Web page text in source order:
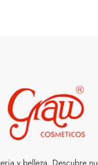
y belleza. Descubre